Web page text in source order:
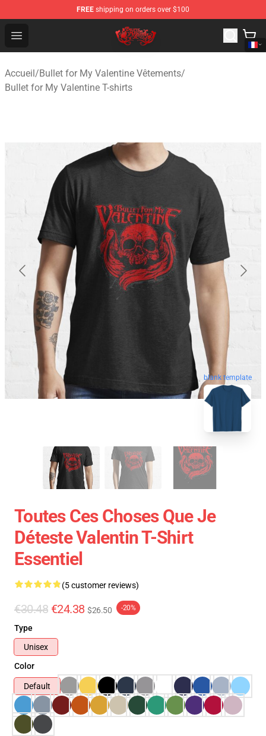
FREE shipping on orders over $100
Open menu
Bullet for My Valentine Store - Official Bullet for My
Accueil/Bullet for My Valentine Vêtements/
Bullet for My Valentine T-shirts
blank template
Toutes Ces Choses Que Je
Déteste Valentin T-Shirt
Essentiel
(5 customer reviews)
€30.48 €24.38 $26.50 -20%
Type
Unisex
Color
Default